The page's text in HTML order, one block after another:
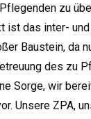
zu
ist das inter-
Baustein, da
des zu
Sorge, wir
Unsere ZPA,